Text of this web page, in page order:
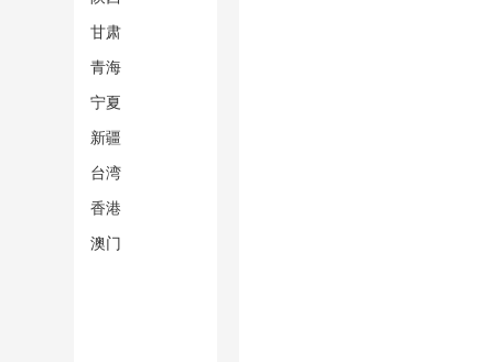
甘肃
青海
宁夏
新疆
台湾
香港
澳门